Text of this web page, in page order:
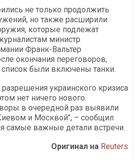
не только продолжить
но также расширили
которые подлежат
министр
Франк-Вальтер
окончания переговоров,
были включены танки.
украинского кризиса
нет ничего нового.
в очередной раз выявили
и Москвой", – сообщил
самые важные детали встречи.
Оригинал на Reuters